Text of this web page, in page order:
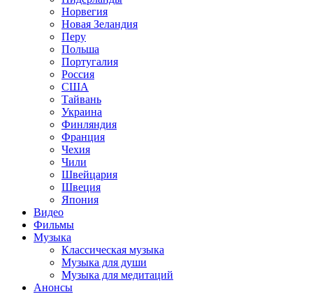
Норвегия
Новая Зеландия
Перу
Польша
Португалия
Россия
США
Тайвань
Украина
Финляндия
Франция
Чехия
Чили
Швейцария
Швеция
Япония
Видео
Фильмы
Музыка
Классическая музыка
Музыка для души
Музыка для медитаций
Анонсы